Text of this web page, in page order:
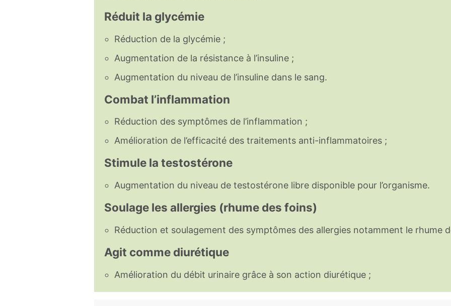
Réduit la glycémie
Réduction de la glycémie ;
Augmentation de la résistance à l’insuline ;
Augmentation du niveau de l’insuline dans le sang.
Combat l’inflammation
Réduction des symptômes de l’inflammation ;
Amélioration de l’efficacité des traitements anti-inflammatoires ;
Stimule la testostérone
Augmentation du niveau de testostérone libre disponible pour l’organisme.
Soulage les allergies (rhume des foins)
Réduction et soulagement des symptômes des allergies notamment le rhume
Agit comme diurétique
Amélioration du débit urinaire grâce à son action diurétique ;